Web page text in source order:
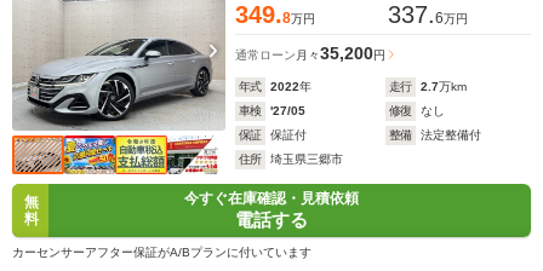
349.8万円 337.6万円
通常ローン 月々35,200円
年式 2022年 走行 2.7万km
車検
'27/05 修復
なし
保証
保証付 整備
法定整備付
住所
埼玉県三郷市
無
料
今すぐ在庫確認・見積依頼
電話する
カーセンサーアフター保証がA/Bプランに付いています